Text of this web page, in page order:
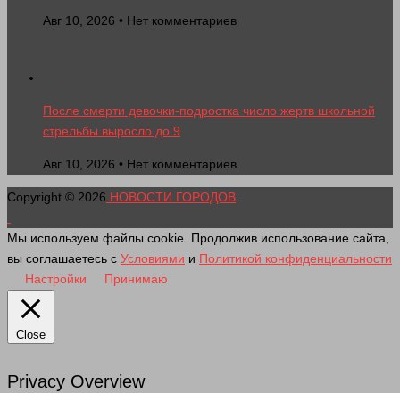
Авг 10, 2026 • Нет комментариев
После смерти девочки-подростка число жертв школьной
стрельбы выросло до 9
Авг 10, 2026 • Нет комментариев
Copyright © 2026 НОВОСТИ ГОРОДОВ.
Мы используем файлы cookie. Продолжив использование сайта,
вы соглашаетесь с Условиями и Политикой конфиденциальности
Настройки
Принимаю
Close
Privacy Overview